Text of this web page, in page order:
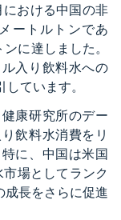
における中国の非
ートルトンであ
に達しました。
入り飲料水への
ています。
康研究所のデー
飲料水消費をリ
に、中国は米国
場としてランク
成長をさらに促進